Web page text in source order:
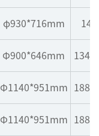
φ930*716mm
Φ900*646mm
Φ1140*951mm
Φ1140*951mm